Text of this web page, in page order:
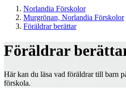
Norlandia Förskolor
Murgrönan, Norlandia Förskolor
Föräldrar berättar
Föräldrar
Här kan du läsa vad föräldrar till barn
förskola.